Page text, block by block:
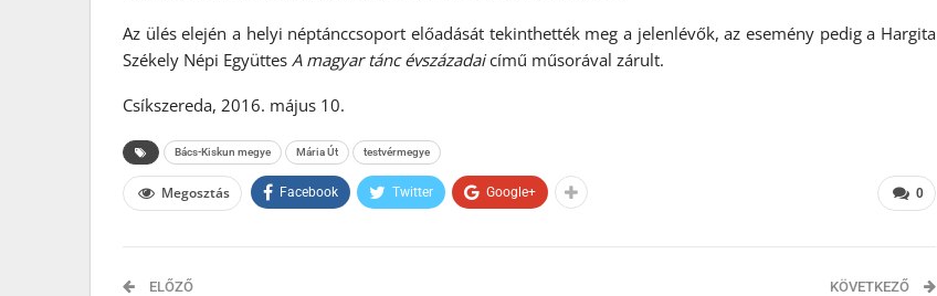
Az ülés elején a helyi néptánccsoport előadását tekinthették meg a jelenlévők, az esemény pedig a Hargita
Székely Népi Együttes A magyar tánc évszázadaicímű műsorával zárult.
Csíkszereda, 2016. május 10.
Bács-Kiskun megye Mária Út testvérmegye
0
Megosztás Facebook Twitter Google+
ELŐZŐ KÖVETKEZŐ